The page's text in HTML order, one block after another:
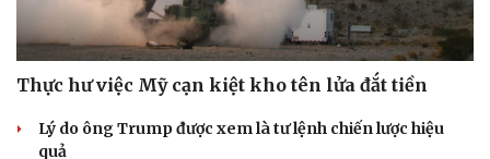
Thực hư việc Mỹ cạn kiệt kho tên lửa đắt tiền
Lý do ông Trump được xem là tư lệnh chiến lược hiệu
quả